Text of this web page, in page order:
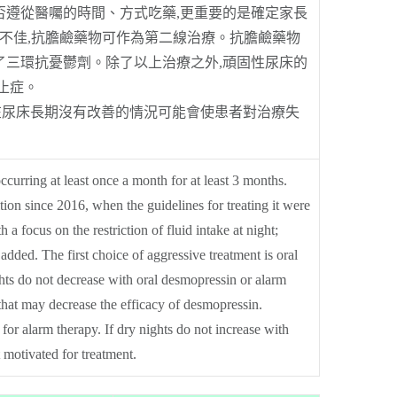
從醫囑的時間、方式吃藥,更重要的是確定家長
佳,抗膽鹼藥物可作為第二線治療。抗膽鹼藥物
環抗憂鬱劑。除了以上治療之外,頑固性尿床的
症。
床長期沒有改善的情況可能會使患者對治療失
at least once a month for at least 3 months.
since 2016, when the guidelines for treating it were
a focus on the restriction of fluid intake at night;
The first choice of aggressive treatment is oral
do not decrease with oral desmopressin or alarm
may decrease the efficacy of desmopressin.
alarm therapy. If dry nights do not increase with
for treatment.